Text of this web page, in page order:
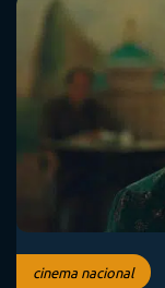
cinema nacional